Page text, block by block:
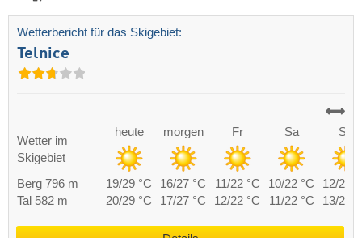
Wetterbericht für das Skigebiet:
Telnice
Wetter im
Skigebiet
heute morgen Fr Sa So
Berg 796 m 19/29 °C 16/27 °C 11/22 °C 10/22 °C
12/27
Tal 582 m
20/29 °C 17/27 °C 12/22 °C 11/22 °C 13/27